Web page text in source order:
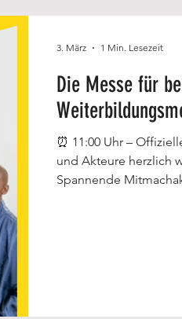
Die Messe für
⏰ 11:00 Uhr – Offizielle Begrüßung
und Akteure herzlich willkommen. ✨ Was
Spannende
3. März 1 Min. Lesezeit